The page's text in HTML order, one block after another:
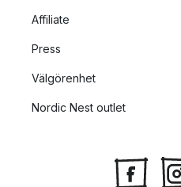
Affiliate
Press
Välgörenhet
Nordic Nest outlet